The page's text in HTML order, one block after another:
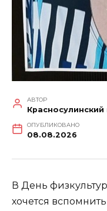
АВТОР
ОПУБЛИКОВАНО
08.08.2026
В День
хочется